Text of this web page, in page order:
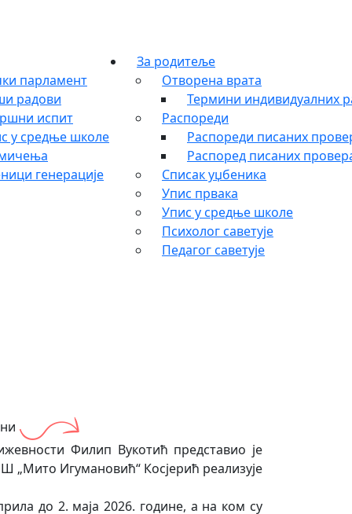
парламент
радови
испит
у средње школе
генерације
За родитеље
Отворена врата
Термини индивидуалних
Распореди
Распореди писаних
Распоред писаних
Списак уџбеника
Упис првака
Упис у средње школе
Психолог саветује
Педагог саветује
Филип Вукотић представио је
„Мито Игумановић“ Косјерић реализује
до 2. маја 2026. године, а на ком су